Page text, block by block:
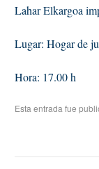
Lahar Elkargoa
Lugar: Hogar de
Hora: 17.00 h
Esta entrada fue